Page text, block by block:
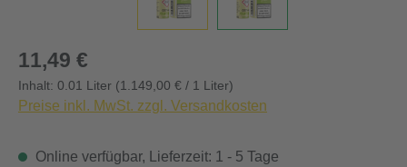
Regulärer Preis:
11,49 €
Inhalt: 0.01 Liter (1.149,00 € / 1 Liter)
Preise inkl. MwSt. zzgl. Versandkosten
Online verfügbar, Lieferzeit: 1 - 5 Tage